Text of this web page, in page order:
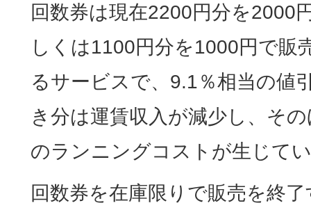
回数券は現在2200円分を2000
しくは1100円分を1000円で販
るサービスで、9.1％相当の値
き分は運賃収入が減少し、そ
のランニングコストが生じて
回数券を在庫限りで販売を終